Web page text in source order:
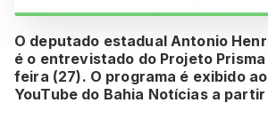
O deputado estadual Antonio
é o entrevistado do Projeto
feira (27). O programa é exibido
YouTube do Bahia Notícias a partir